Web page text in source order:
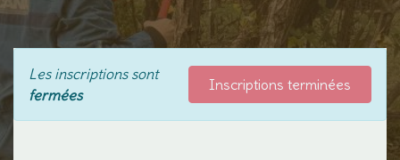
Les inscriptions sont
fermées
Inscriptions terminées